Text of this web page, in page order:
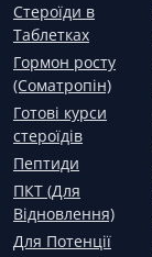
Стероїди в
Таблетках
Гормон росту
(Соматропін)
Готові курси
стероїдів
Пептиди
ПКТ (Для
Відновлення)
Для Потенції